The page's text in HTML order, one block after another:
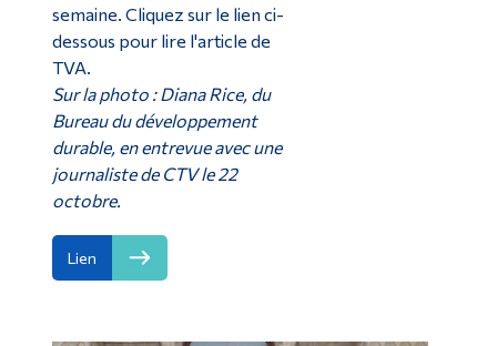
semaine. Cliquez sur le lien ci-
dessous pour lire l'article de
TVA.
Sur la photo : Diana Rice, du
Bureau du développement
durable, en entrevue avec une
journaliste de CTV le 22
octobre.
Lien